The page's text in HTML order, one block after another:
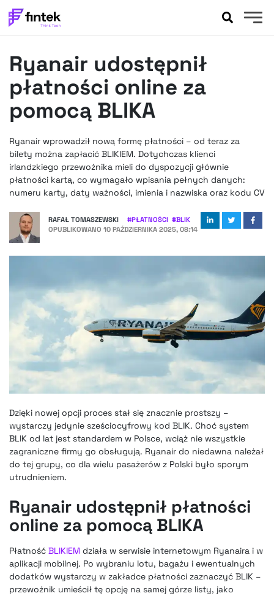
BANKOWOŚĆ
EVENTY
FELIETONY
WYWIADY
PODCASTY
FINTEKEXTRA
OKIEM EKSPERTA
Ryanair udostępnił
płatności online za
pomocą BLIKA
Ryanair wprowadził nową formę płatności – od teraz za
bilety można zapłacić BLIKIEM. Dotychczas klienci
irlandzkiego przewoźnika mieli do dyspozycji głównie
płatności kartą, co wymagało wpisania pełnych danych:
numeru karty, daty ważności, imienia i nazwiska oraz kodu CV
RAFAŁ TOMASZEWSKI #PŁATNOŚCI #BLIK
OPUBLIKOWANO 10 PAŹDZIERNIKA 2025, 08:14
Dzięki nowej opcji proces stał się znacznie prostszy –
wystarczy jedynie sześciocyfrowy kod BLIK. Choć system
BLIK od lat jest standardem w Polsce, wciąż nie wszystkie
zagraniczne firmy go obsługują. Ryanair do niedawna należał
do tej grupy, co dla wielu pasażerów z Polski było sporym
utrudnieniem.
Ryanair udostępnił płatności
online za pomocą BLIKA
Płatność BLIKIEM działa w serwisie internetowym Ryanaira i w
aplikacji mobilnej. Po wybraniu lotu, bagażu i ewentualnych
dodatków wystarczy w zakładce płatności zaznaczyć BLIK –
przewoźnik umieścił tę opcję na samej górze listy, jako